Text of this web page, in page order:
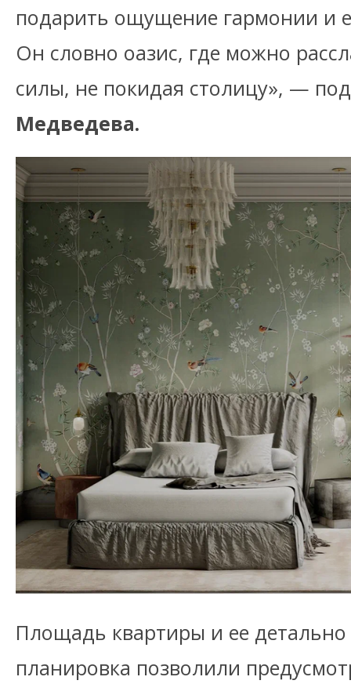
подарить ощущение гармонии и
Он словно оазис, где можно
силы, не покидая столицу», —
Медведева.
Площадь квартиры и ее
планировка позволили